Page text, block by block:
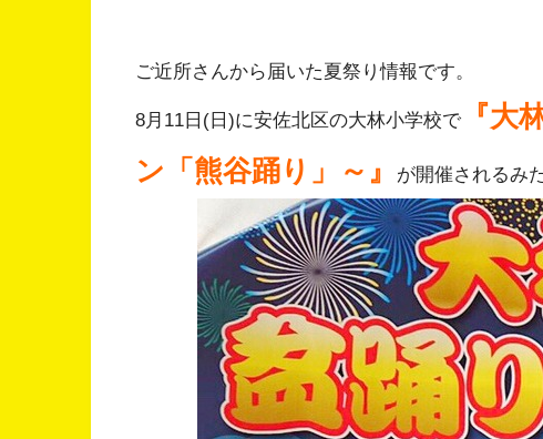
ご近所さんから届いた夏祭り情報です。
8月11日(日)に安佐北区の大林小学校で
『大
ン「熊谷踊り」～』
が開催されるみ